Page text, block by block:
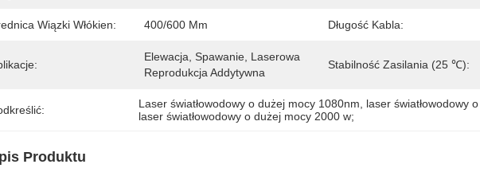
Wiązki Włókien: 400/600 Μm Długość Kabla:
Elewacja, Spawanie, Laserowa
Reprodukcja Addytywna
Stabilność Zasilania (25 ℃):
Laser światłowodowy o dużej mocy 1080nm laser światłowodowy
laser światłowodowy o dużej mocy 2000 w;
Produktu